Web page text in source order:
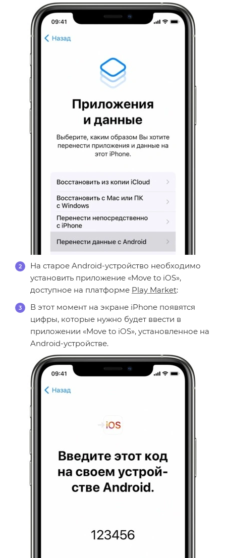
На старое Android-устройство необходимо
установить приложение «Move to iOS»,
доступное на платформе Play Market:
В этот момент на экране iPhone появятся
цифры, которые нужно будет ввести в
приложении «Move to iOS», установленное на
Android-устройстве.